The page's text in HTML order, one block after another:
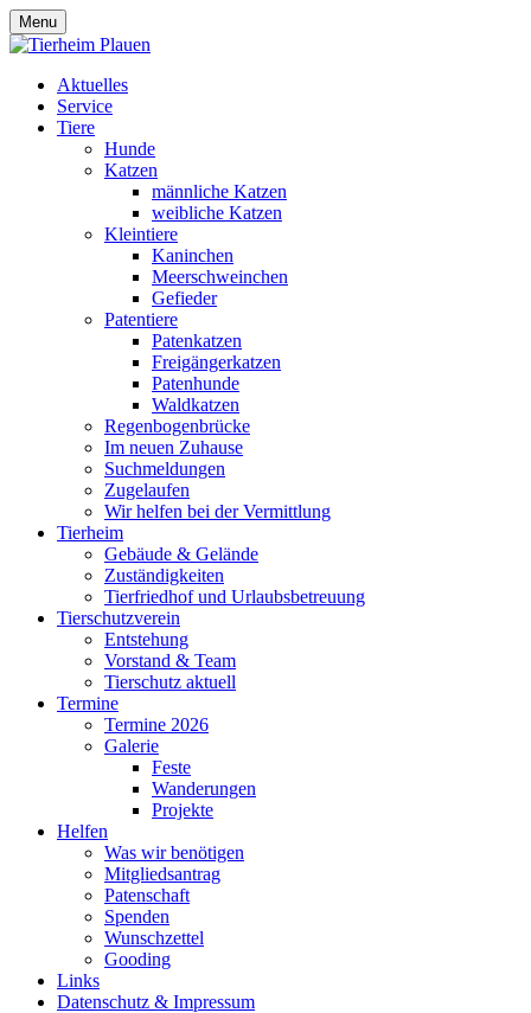
Menu
Aktuelles
Service
Tiere
Hunde
Katzen
männliche Katzen
weibliche Katzen
Kleintiere
Kaninchen
Meerschweinchen
Gefieder
Patentiere
Patenkatzen
Freigängerkatzen
Patenhunde
Waldkatzen
Regenbogenbrücke
Im neuen Zuhause
Suchmeldungen
Zugelaufen
Wir helfen bei der Vermittlung
Tierheim
Gebäude & Gelände
Zuständigkeiten
Tierfriedhof und Urlaubsbetreuung
Tierschutzverein
Entstehung
Vorstand & Team
Tierschutz aktuell
Termine
Termine 2026
Galerie
Feste
Wanderungen
Projekte
Helfen
Was wir benötigen
Mitgliedsantrag
Patenschaft
Spenden
Wunschzettel
Gooding
Links
Datenschutz & Impressum